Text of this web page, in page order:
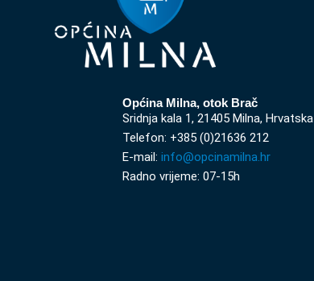
Općina Milna, otok Brač
Sridnja kala 1, 21405 Milna, Hrvatska
Telefon: +385 (0)21636 212
E-mail: info@opcinamilna.hr
Radno vrijeme: 07-15h